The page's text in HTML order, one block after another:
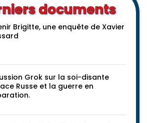
documents
Brigitte, une enquête de Xavier
Grok sur la soi-disante
Russe et la guerre en